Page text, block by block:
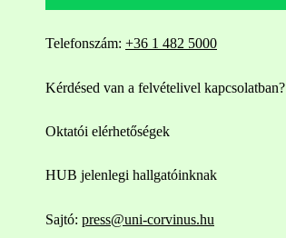
Telefonszám: +36 1 482 5000
Kérdésed van a felvételivel kapcsolatban?
Oktatói elérhetőségek
HUB jelenlegi hallgatóinknak
Sajtó: press@uni-corvinus.hu